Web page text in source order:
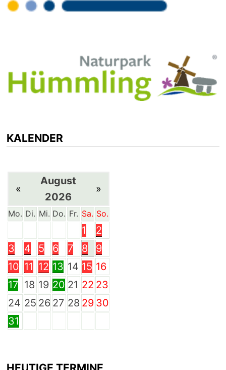
KALENDER
«
August
2026
»
Mo. Di. Mi. Do. Fr. Sa. So.
1
2
3
4 5 6 7 8
9
10 11 12 13 14 15 16
17 18 19 20 21 22 23
24 25 26 27 28 29 30
31